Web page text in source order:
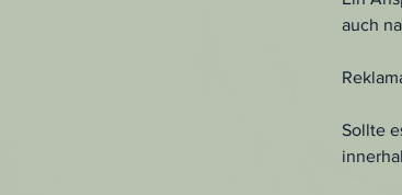
auch
Sollte